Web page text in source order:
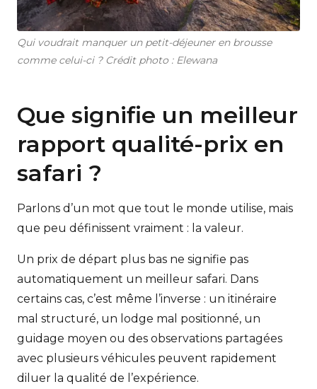
Qui voudrait manquer un petit-déjeuner en brousse
comme celui-ci ? Crédit photo : Elewana
Que signifie un meilleur
rapport qualité-prix en
safari ?
Parlons d’un mot que tout le monde utilise, mais
que peu définissent vraiment : la valeur.
Un prix de départ plus bas ne signifie pas
automatiquement un meilleur safari. Dans
certains cas, c’est même l’inverse : un itinéraire
mal structuré, un lodge mal positionné, un
guidage moyen ou des observations partagées
avec plusieurs véhicules peuvent rapidement
diluer la qualité de l’expérience.